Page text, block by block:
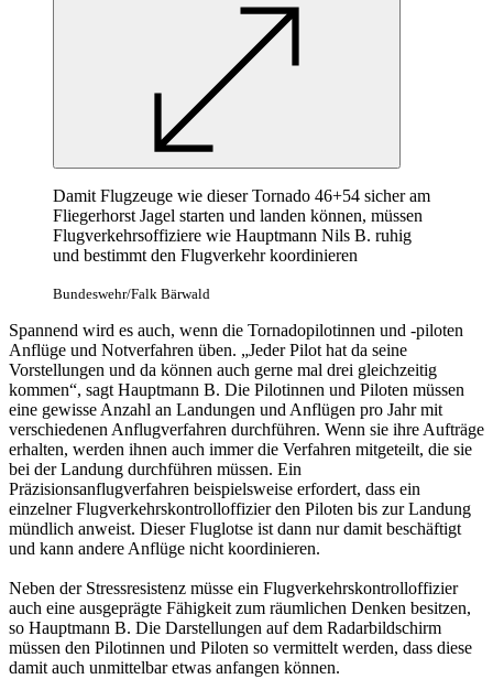
Damit Flugzeuge wie dieser Tornado 46+54 sicher am
Fliegerhorst Jagel starten und landen können, müssen
Flugverkehrsoffiziere wie Hauptmann Nils B. ruhig
und bestimmt den Flugverkehr koordinieren
Bundeswehr/Falk Bärwald
Spannend wird es auch, wenn die Tornadopilotinnen und -piloten
Anflüge und Notverfahren üben. „Jeder Pilot hat da seine
Vorstellungen und da können auch gerne mal drei gleichzeitig
kommen“, sagt Hauptmann B. Die Pilotinnen und Piloten müssen
eine gewisse Anzahl an Landungen und Anflügen pro Jahr mit
verschiedenen Anflugverfahren durchführen. Wenn sie ihre Aufträge
erhalten, werden ihnen auch immer die Verfahren mitgeteilt, die sie
bei der Landung durchführen müssen. Ein
Präzisionsanflugverfahren beispielsweise erfordert, dass ein
einzelner Flugverkehrskontrolloffizier den Piloten bis zur Landung
mündlich anweist. Dieser Fluglotse ist dann nur damit beschäftigt
und kann andere Anflüge nicht koordinieren.
Neben der Stressresistenz müsse ein Flugverkehrskontrolloffizier
auch eine ausgeprägte Fähigkeit zum räumlichen Denken besitzen,
so Hauptmann B. Die Darstellungen auf dem Radarbildschirm
müssen den Pilotinnen und Piloten so vermittelt werden, dass diese
damit auch unmittelbar etwas anfangen können.